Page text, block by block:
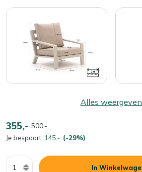
Alles weergeven
355,- 500,-
Je bespaart: 145,- (-29%)
Aantal
In